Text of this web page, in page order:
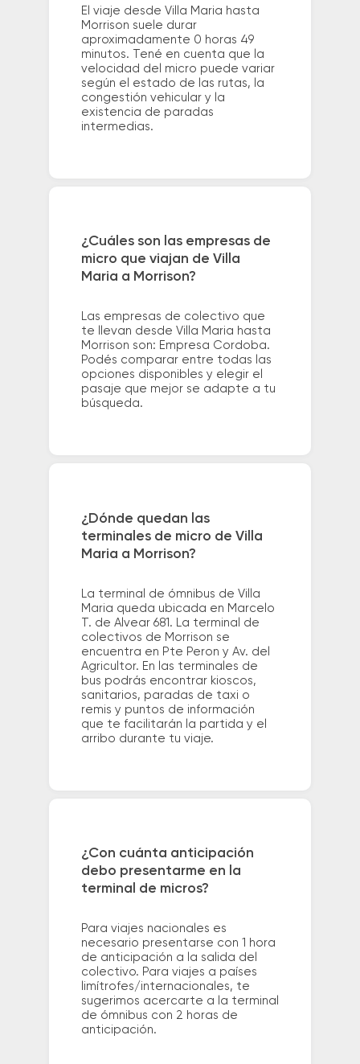
El viaje desde Villa Maria hasta
Morrison suele durar
aproximadamente 0 horas 49
minutos. Tené en cuenta que la
velocidad del micro puede variar
según el estado de las rutas, la
congestión vehicular y la
existencia de paradas
intermedias.
¿Cuáles son las empresas de
micro que viajan de Villa
Maria a Morrison?
Las empresas de colectivo que
te llevan desde Villa Maria hasta
Morrison son: Empresa Cordoba.
Podés comparar entre todas las
opciones disponibles y elegir el
pasaje que mejor se adapte a tu
búsqueda.
¿Dónde quedan las
terminales de micro de Villa
Maria a Morrison?
La terminal de ómnibus de Villa
Maria queda ubicada en Marcelo
T. de Alvear 681. La terminal de
colectivos de Morrison se
encuentra en Pte Peron y Av. del
Agricultor. En las terminales de
bus podrás encontrar kioscos,
sanitarios, paradas de taxi o
remis y puntos de información
que te facilitarán la partida y el
arribo durante tu viaje.
¿Con cuánta anticipación
debo presentarme en la
terminal de micros?
Para viajes nacionales es
necesario presentarse con 1 hora
de anticipación a la salida del
colectivo. Para viajes a países
limítrofes/internacionales, te
sugerimos acercarte a la terminal
de ómnibus con 2 horas de
anticipación.